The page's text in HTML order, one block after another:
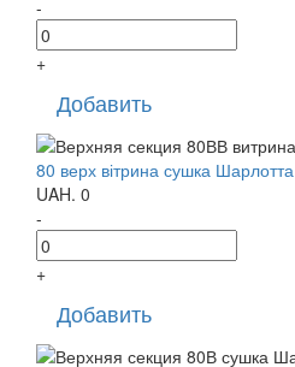
-
+
Добавить
80 верх вітрина сушка Шарлотта
UAH. 0
-
+
Добавить